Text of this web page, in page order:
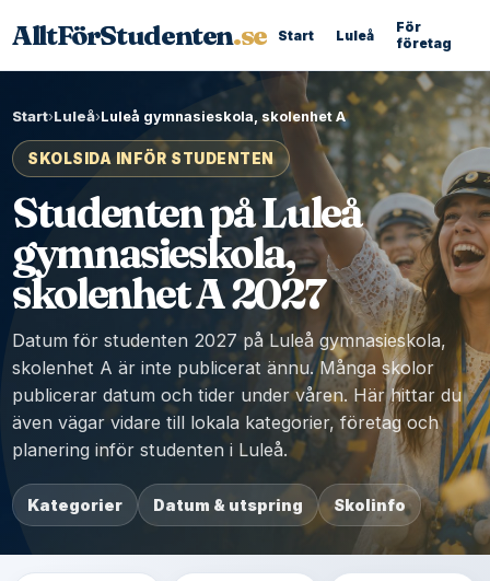
AlltFörStudenten.se Start Luleå
För
företag
Start›Luleå›Luleå gymnasieskola, skolenhet A
SKOLSIDA INFÖR STUDENTEN
Studenten på Luleå
gymnasieskola,
skolenhet A 2027
Datum för studenten 2027 på Luleå gymnasieskola,
skolenhet A är inte publicerat ännu. Många skolor
publicerar datum och tider under våren. Här hittar du
även vägar vidare till lokala kategorier, företag och
planering inför studenten i Luleå.
Kategorier Datum & utspring Skolinfo